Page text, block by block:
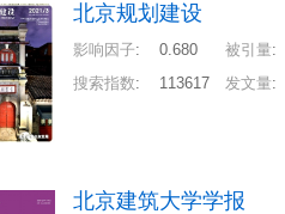
北京规划建设
影响因子: 0.680 被引量:
搜索指数: 113617 发文量:
北京建筑大学学报